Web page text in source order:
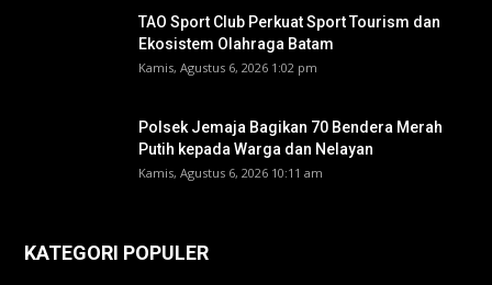
TAO Sport Club Perkuat Sport Tourism dan
Ekosistem Olahraga Batam
Kamis, Agustus 6, 2026 1:02 pm
Polsek Jemaja Bagikan 70 Bendera Merah
Putih kepada Warga dan Nelayan
Kamis, Agustus 6, 2026 10:11 am
KATEGORI POPULER